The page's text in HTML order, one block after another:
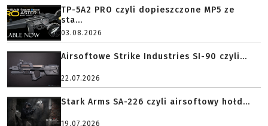
TP-5A2 PRO czyli dopieszczone MP5 ze
sta...
03.08.2026
Airsoftowe Strike Industries SI-90 czyli...
22.07.2026
Stark Arms SA-226 czyli airsoftowy hołd...
19.07.2026